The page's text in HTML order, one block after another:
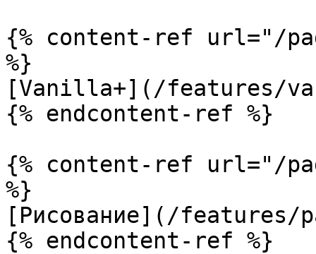
{% content-ref url="/
%}
[Vanilla+](/features/
{% endcontent-ref %}
{% content-ref url="/
%}
[Рисование](/features/
{% endcontent-ref %}